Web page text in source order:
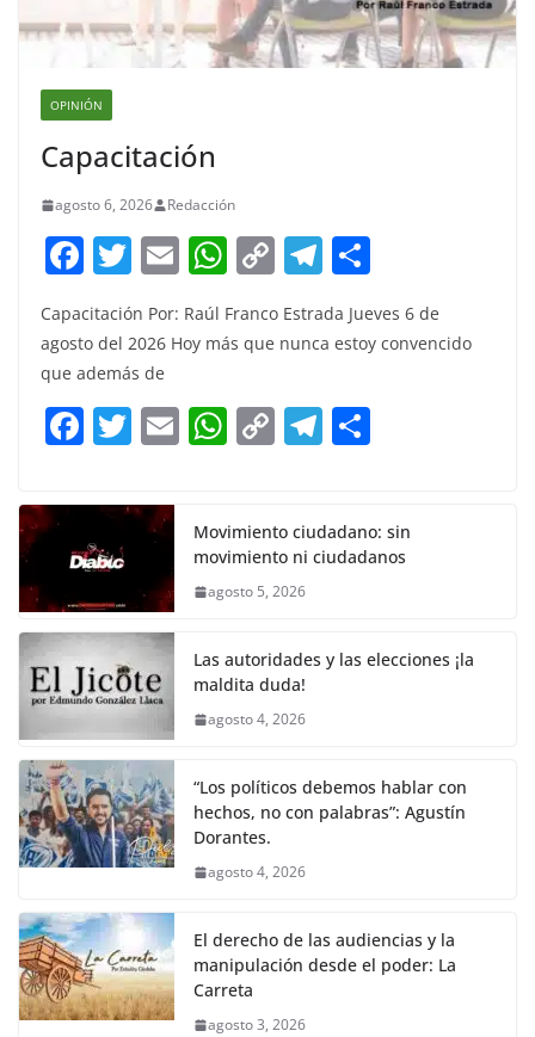
OPINIÓN
Capacitación
agosto 6, 2026 Redacción
F
a
c
e
b
o
k
T
itt
er
E
m
ai
W
at
A
p
C
p
Li
n
T
el
e
a
m
ar
e
Capacitación Por: Raúl Franco Estrada Jueves 6 de
agosto del 2026 Hoy más que nunca estoy convencido
que además de
F
c
e
b
o
o
k
T
itt
er
E W
s
A
p
C
y
Li
k
T
gr
a
e
Movimiento ciudadano: sin
movimiento ni ciudadanos
agosto 5, 2026
Las autoridades y las elecciones ¡la
maldita duda!
agosto 4, 2026
“Los políticos debemos hablar con
hechos, no con palabras”: Agustín
Dorantes.
agosto 4, 2026
El derecho de las audiencias y la
manipulación desde el poder: La
Carreta
agosto 3, 2026